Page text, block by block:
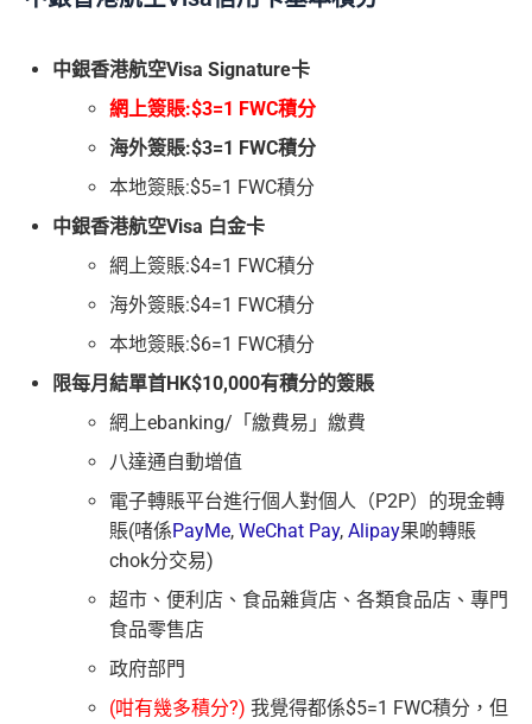
中銀香港航空Visa Signature卡
網上簽賬:$3=1 FWC積分
海外簽賬:$3=1 FWC積分
本地簽賬:$5=1 FWC積分
中銀香港航空Visa 白金卡
網上簽賬:$4=1 FWC積分
海外簽賬:$4=1 FWC積分
本地簽賬:$6=1 FWC積分
限每月結單首HK$10,000有積分的簽賬
網上ebanking/「繳費易」繳費
八達通自動增值
電子轉賬平台進行個人對個人（P2P）的現金轉
賬(啫係PayMe, WeChat Pay, Alipay果啲轉賬
chok分交易)
超市、便利店、食品雜貨店、各類食品店、專門
食品零售店
政府部門
(咁有幾多積分?) 我覺得都係$5=1 FWC積分，但